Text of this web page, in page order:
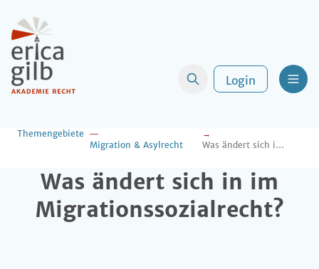
Login
Themengebiete
Migration & Asylrecht
Was ändert sich in im Migrationssozialrecht?
Was ändert sich in im
Migrationssozialrecht?